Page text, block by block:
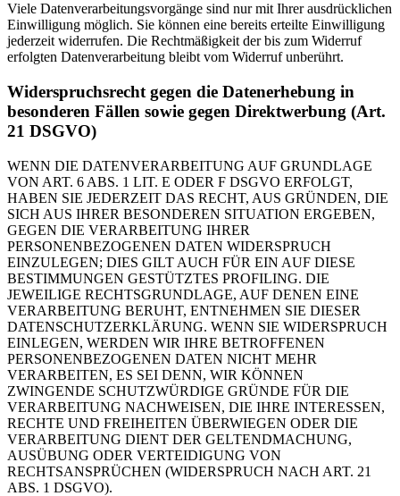
Viele Datenverarbeitungsvorgänge sind nur mit Ihrer ausdrücklichen
Einwilligung möglich. Sie können eine bereits erteilte Einwilligung
jederzeit widerrufen. Die Rechtmäßigkeit der bis zum Widerruf
erfolgten Datenverarbeitung bleibt vom Widerruf unberührt.
Widerspruchsrecht gegen die Datenerhebung in
besonderen Fällen sowie gegen Direktwerbung (Art.
21 DSGVO)
WENN DIE DATENVERARBEITUNG AUF GRUNDLAGE
VON ART. 6 ABS. 1 LIT. E ODER F DSGVO ERFOLGT,
HABEN SIE JEDERZEIT DAS RECHT, AUS GRÜNDEN, DIE
SICH AUS IHRER BESONDEREN SITUATION ERGEBEN,
GEGEN DIE VERARBEITUNG IHRER
PERSONENBEZOGENEN DATEN WIDERSPRUCH
EINZULEGEN; DIES GILT AUCH FÜR EIN AUF DIESE
BESTIMMUNGEN GESTÜTZTES PROFILING. DIE
JEWEILIGE RECHTSGRUNDLAGE, AUF DENEN EINE
VERARBEITUNG BERUHT, ENTNEHMEN SIE DIESER
DATENSCHUTZERKLÄRUNG. WENN SIE WIDERSPRUCH
EINLEGEN, WERDEN WIR IHRE BETROFFENEN
PERSONENBEZOGENEN DATEN NICHT MEHR
VERARBEITEN, ES SEI DENN, WIR KÖNNEN
ZWINGENDE SCHUTZWÜRDIGE GRÜNDE FÜR DIE
VERARBEITUNG NACHWEISEN, DIE IHRE INTERESSEN,
RECHTE UND FREIHEITEN ÜBERWIEGEN ODER DIE
VERARBEITUNG DIENT DER GELTENDMACHUNG,
AUSÜBUNG ODER VERTEIDIGUNG VON
RECHTSANSPRÜCHEN (WIDERSPRUCH NACH ART. 21
ABS. 1 DSGVO).